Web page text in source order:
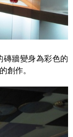
磚牆變身為彩色的
創作。